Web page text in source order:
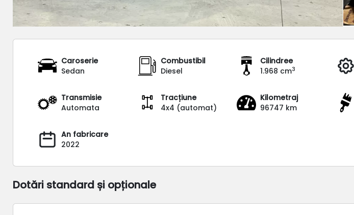
Caroserie
Sedan
Combustibil
Diesel
Cilindree
1.968 cm3
Transmisie
Automata
Tracțiune
4x4 (automat)
Kilometraj
96747 km
An fabricare
2022
Dotări standard și opționale